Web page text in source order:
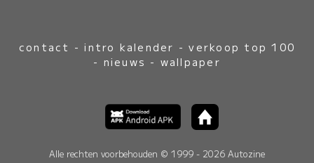
contact -intro kalender -verkoop top 100
- nieuws - wallpaper
Alle rechten voorbehouden © 1999 - 2026 Autozine